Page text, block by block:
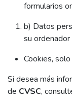
formularios
b) Datos
su
Cookies, solo
Si desea más
de CVSC,